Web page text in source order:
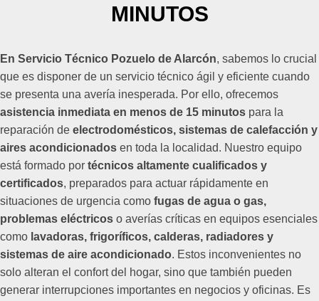
MINUTOS
En Servicio Técnico Pozuelo de Alarcón, sabemos lo crucial
que es disponer de un servicio técnico ágil y eficiente cuando
se presenta una avería inesperada. Por ello, ofrecemos
asistencia inmediata en menos de 15 minutos para la
reparación de electrodomésticos, sistemas de calefacción y
aires acondicionados en toda la localidad. Nuestro equipo
está formado por técnicos altamente cualificados y
certificados, preparados para actuar rápidamente en
situaciones de urgencia como fugas de agua o gas,
problemas eléctricos o averías críticas en equipos esenciales
como lavadoras, frigoríficos, calderas, radiadores y
sistemas de aire acondicionado. Estos inconvenientes no
solo alteran el confort del hogar, sino que también pueden
generar interrupciones importantes en negocios y oficinas. Es